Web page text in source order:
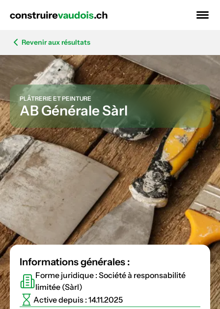
Revenir aux résultats
PLÂTRERIE ET PEINTURE
AB Générale Sàrl
Informations générales :
Forme juridique : Société à responsabilité
limitée (Sàrl)
Active depuis : 14.11.2025